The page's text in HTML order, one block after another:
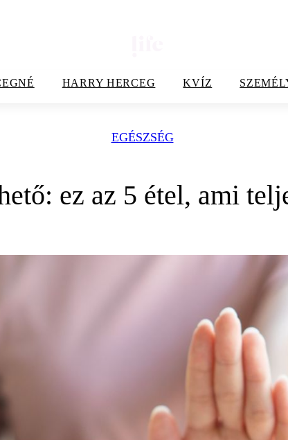
HARRY HERCEG KVÍZ
EGÉSZSÉG
ez az 5 étel, ami